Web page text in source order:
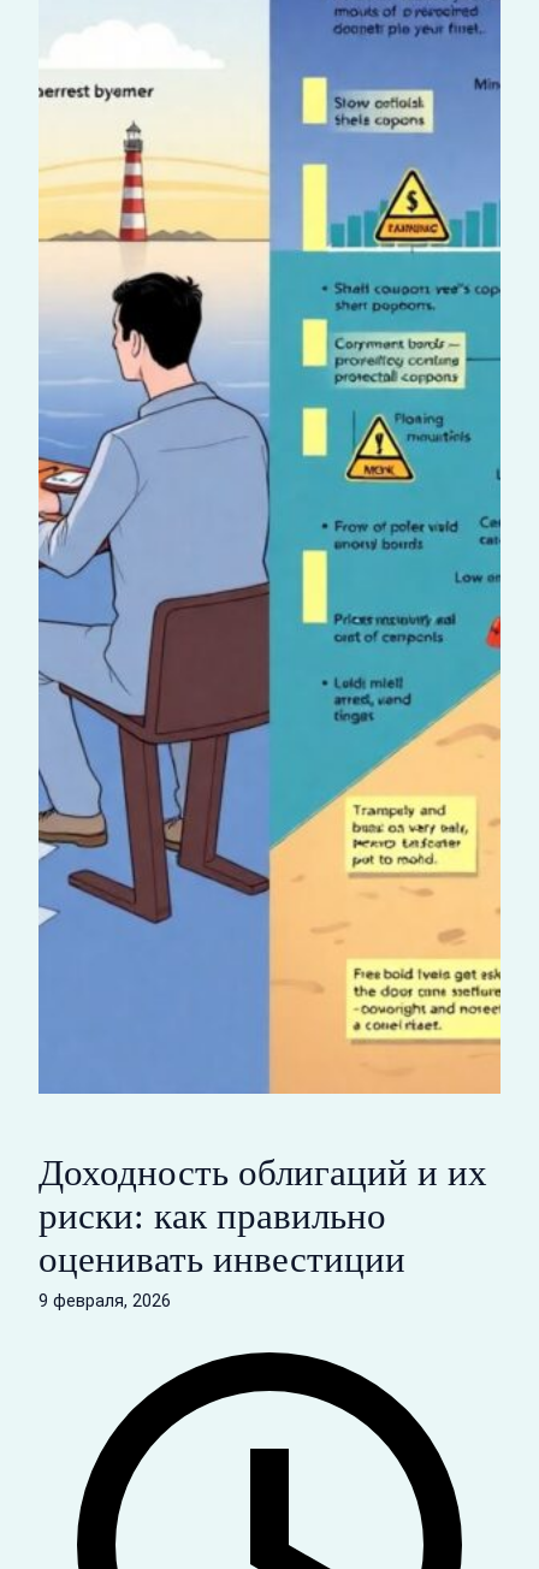
Доходность облигаций и их
риски: как правильно
оценивать инвестиции
9 февраля, 2026